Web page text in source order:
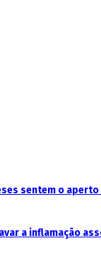
sentem o
a inflamação